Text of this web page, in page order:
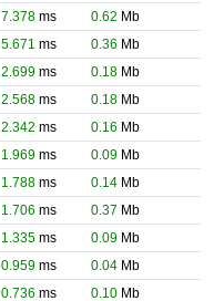
7.378ms 0.62 Mb
5.671 ms 0.36 Mb
2.699ms 0.18Mb
2.568ms 0.18Mb
2.342 ms 0.16 Mb
1.969ms 0.09Mb
1.788ms 0.14Mb
1.706 ms 0.37 Mb
1.335ms 0.09Mb
0.959ms 0.04Mb
0.736 ms 0.10Mb